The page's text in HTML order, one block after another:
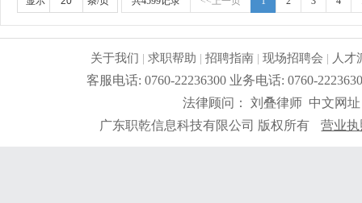
关于我们 |求职帮助 |招聘指南 |现场招聘会 | 人才
客服电话: 0760-22236300 业务电话: 0760-
法律顾问： 刘叠律师 中文网
广东职乾信息科技有限公司 版权所有
营业